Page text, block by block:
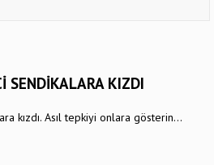
SENDİKALARA KIZDI
kızdı. Asıl tepkiyi onlara gösterin...